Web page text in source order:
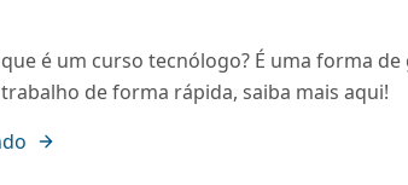
é um curso tecnólogo? É uma forma
de forma rápida, saiba mais aqui!